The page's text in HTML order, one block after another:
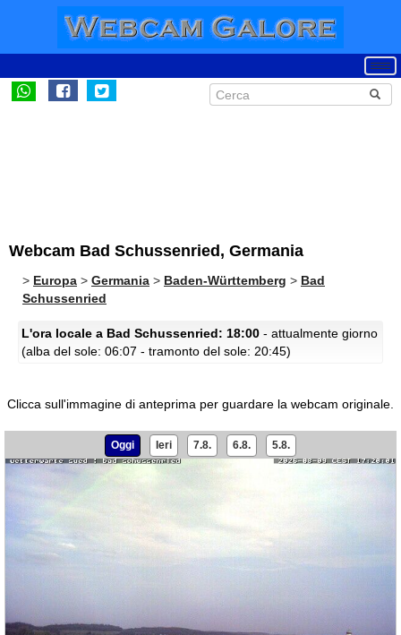
Webcam Bad Schussenried, Germania
> Europa > Germania > Baden-Württemberg > Bad
Schussenried
L'ora locale a Bad Schussenried: 18:00 - attualmente giorno
(alba del sole: 06:07 - tramonto del sole: 20:45)
Clicca sull'immagine di anteprima per guardare la webcam originale.
Oggi Ieri 7.8. 6.8. 5.8.